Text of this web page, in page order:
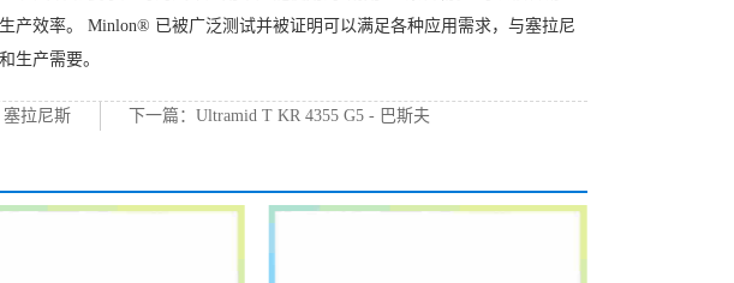
产效率。 Minlon® 已被广泛测试并被证明可以满足各种应用需求，与塞拉尼
生产需要。
塞拉尼斯
下一篇：Ultramid T KR 4355 G5 - 巴斯夫